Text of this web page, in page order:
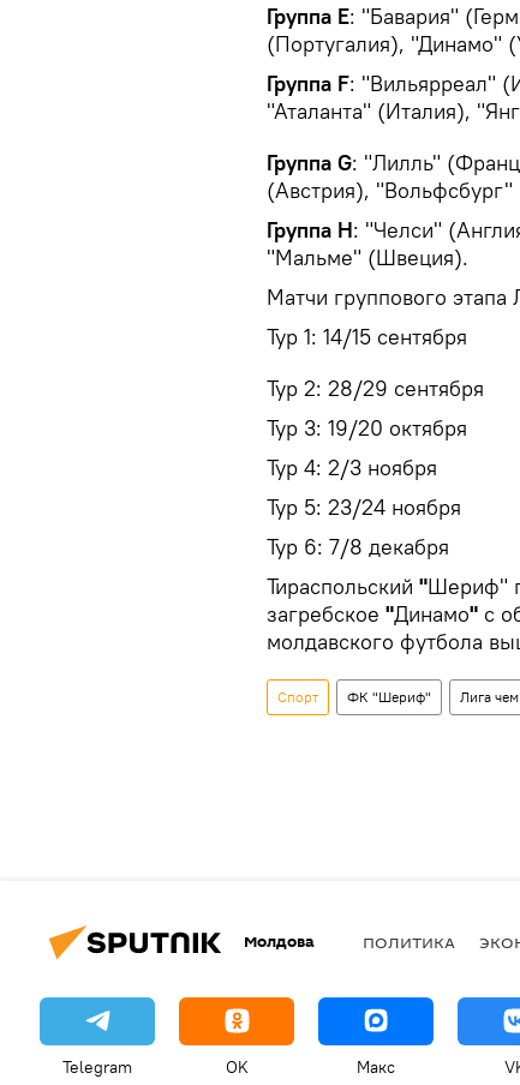
Группа Е: "Бавария"
(Португалия), "Динамо"
Группа F: "Вильярреал"
"Аталанта" (Италия),
Группа G: "Лилль"
(Австрия), "Вольфсбург"
Группа H: "Челси"
"Мальме" (Швеция).
Матчи группового этапа
Тур 1: 14/15 сентября
Тур 2: 28/29 сентября
Тур 3: 19/20 октября
Тур 4: 2/3 ноября
Тур 5: 23/24 ноября
Тур 6: 7/8 декабря
Тираспольский "Шериф"
загребское "Динамо" с
молдавского футбола
Спорт ФК "Шериф" Лига
Молдова ПОЛИТИКА
Telegram OK Макс